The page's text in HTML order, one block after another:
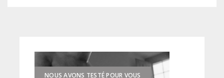
NOUS AVONS TESTÉ POUR VOUS